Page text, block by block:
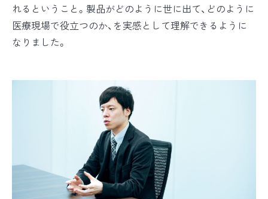
れるということ。製品がどのように世に出て、どのように
医療現場で役立つのか、を実感として理解できるように
なりました。